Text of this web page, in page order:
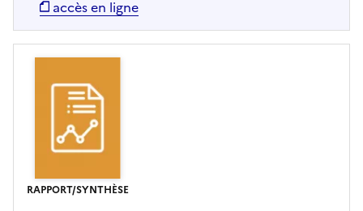
accès en ligne
RAPPORT/SYNTHÈSE